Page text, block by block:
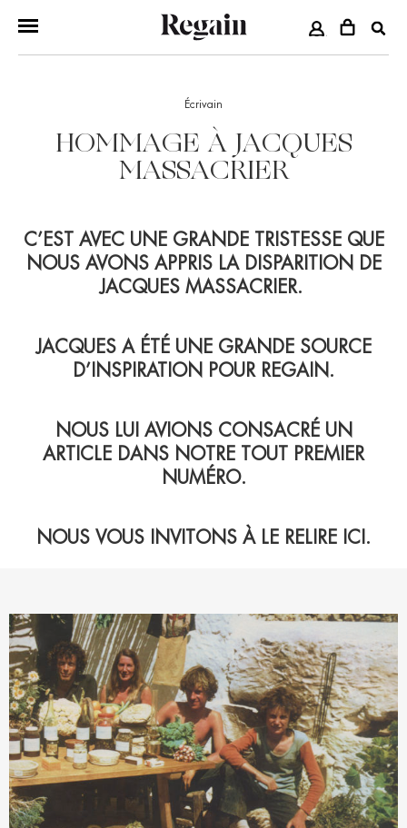
COMPTE
Écrivain
HOMMAGE À JACQUES
MASSACRIER
C’EST AVEC UNE GRANDE TRISTESSE QUE
NOUS AVONS APPRIS LA DISPARITION DE
JACQUES MASSACRIER.
JACQUES A ÉTÉ UNE GRANDE SOURCE
D’INSPIRATION POUR REGAIN.
NOUS LUI AVIONS CONSACRÉ UN
ARTICLE DANS NOTRE TOUT PREMIER
NUMÉRO.
NOUS VOUS INVITONS À LE RELIRE ICI.